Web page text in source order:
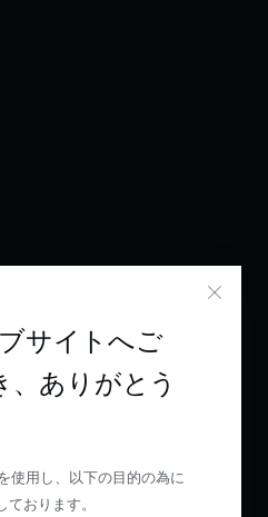
サイトへご
、ありがとう
使用し、以下の目的の為に
おります。